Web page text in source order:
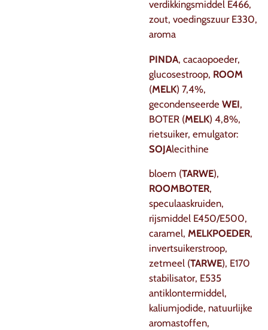
verdikkingsmiddel E466,
zout, voedingszuur E330,
aroma
PINDA, cacaopoeder,
glucosestroop, ROOM
(MELK) 7,4%,
gecondenseerde WEI,
BOTER (MELK) 4,8%,
rietsuiker, emulgator:
SOJAlecithine
bloem (TARWE),
ROOMBOTER,
speculaaskruiden,
rijsmiddel E450/E500,
caramel, MELKPOEDER,
invertsuikerstroop,
zetmeel (TARWE), E170
stabilisator, E535
antiklontermiddel,
kaliumjodide, natuurlijke
aromastoffen,